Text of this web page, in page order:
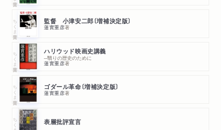
ちくま学芸文庫 監督 小津安二郎〔増補決定版〕
蓮實重彦著
ちくま学芸文庫 ハリウッド映画史講義
─翳りの歴史のために
蓮實重彦著
ちくま学芸文庫 ゴダール革命〔増補決定版〕
蓮實重彦著
ちくま文庫 表層批評宣言